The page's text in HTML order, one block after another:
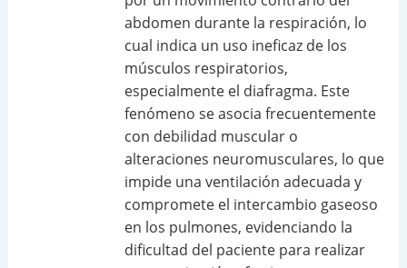
abdomen durante la respiración, lo
cual indica un uso ineficaz de los
músculos respiratorios,
especialmente el diafragma. Este
fenómeno se asocia frecuentemente
con debilidad muscular o
alteraciones neuromusculares, lo que
impide una ventilación adecuada y
compromete el intercambio gaseoso
en los pulmones, evidenciando la
dificultad del paciente para realizar